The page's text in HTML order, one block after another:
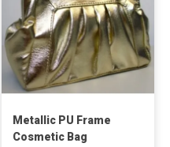
Metallic PU Frame
Cosmetic Bag